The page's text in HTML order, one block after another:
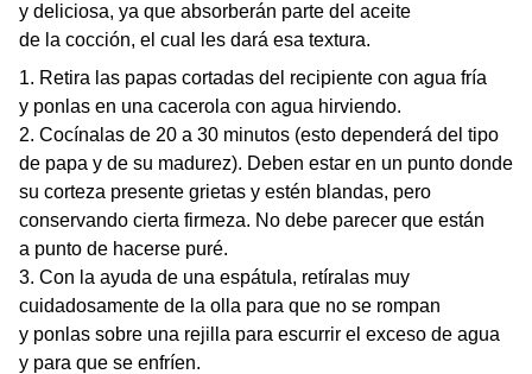
y deliciosa, ya que absorberán parte del aceite
de la cocción, el cual les dará esa textura.
Retira las papas cortadas del recipiente con agua fría
y ponlas en una cacerola con agua hirviendo.
Cocínalas de 20 a 30 minutos (esto dependerá del tipo
de papa y de su madurez). Deben estar en un punto donde
su corteza presente grietas y estén blandas, pero
conservando cierta firmeza. No debe parecer que están
a punto de hacerse puré.
Con la ayuda de una espátula, retíralas muy
cuidadosamente de la olla para que no se rompan
y ponlas sobre una rejilla para escurrir el exceso de agua
y para que se enfríen.